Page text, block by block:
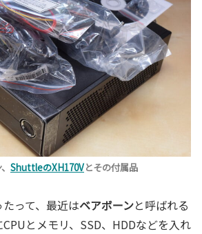
ShuttleのXH170Vとその付属品
って、最近はベアボーンと呼ばれる
とメモリ、SSD、HDDなどを入れ